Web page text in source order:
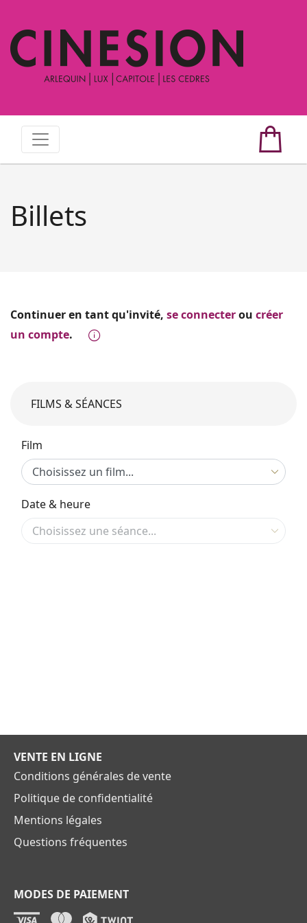
Billets
Continuer en tant qu'invité, se connecterou créer
un compte.
FILMS & SÉANCES
Film
Date & heure
VENTE EN LIGNE
Conditions générales de vente
Politique de confidentialité
Mentions légales
Questions fréquentes
MODES DE PAIEMENT